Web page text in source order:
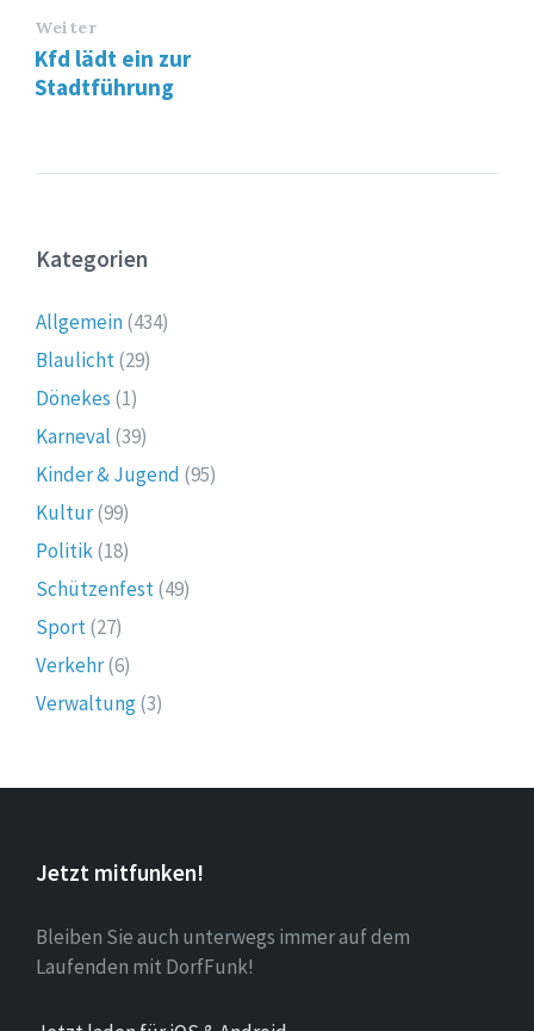
Weiter
Kfd lädt ein zur
Stadtführung
Kategorien
Allgemein(434)
Blaulicht(29)
Dönekes (1)
Karneval (39)
Kinder & Jugend (95)
Kultur(99)
Politik(18)
Schützenfest(49)
Sport(27)
Verkehr(6)
Verwaltung(3)
Jetzt mitfunken!
Bleiben Sie auch unterwegs immer auf dem
Laufenden mit DorfFunk!